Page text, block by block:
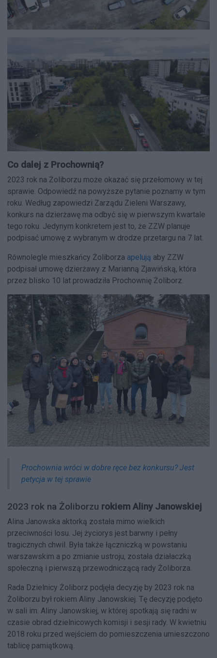
Co dalej z Prochownią?
2023 rok na Żoliborzu może okazać się przełomowy w tej
sprawie. Odpowiedź na powyższe pytanie poznamy w tym
roku. Według zapowiedzi Zarządu Zieleni Warszawy,
konkurs na dzierżawę ma odbyć się w pierwszym kwartale
tego roku. Jedynym konkretem jest to, że ZZW planuje
podpisać umowę z wybranym w drodze przetargu na 7 lat.
Równolegle mieszkańcy Żoliborza apelują aby ZZW
podpisał umowę dzierżawy z Marianną Zjawińską, która
przez blisko 10 lat prowadziła Prochownię Żoliborz.
Prochownia wróci w dobre ręce bez konkursu? Jest
petycja w tej sprawie
2023 rok na Żoliborzu rokiem Aliny Janowskiej
Alina Janowska aktorką została mimo wielkich
przeciwności losu. Jej życiorys jest barwny i pełny
tragicznych chwil. Była także łączniczką w powstaniu
warszawskim a po zmianie ustroju, została działaczką
społeczną i pierwszą przewodniczącą rady Żoliborza.
Rada Dzielnicy Żoliborz podjęła decyzję by 2023 rok na
Żoliborzu był rokiem Aliny Janowskiej. Tę decyzję podjęto
w sali im. Aliny Janowskiej, w której spotkają się radni w
czasie obrad dzielnicowych komisji i sesji rady. W kwietniu
2018 roku przed wejściem do pomieszczenia umieszczono
tablicę pamiątkową.